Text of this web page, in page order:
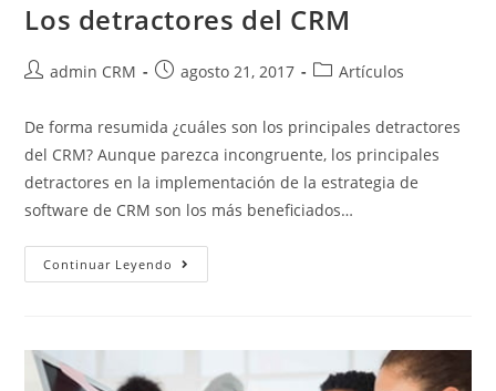
Los detractores del CRM
admin CRM agosto 21, 2017 Artículos
De forma resumida ¿cuáles son los principales detractores
del CRM? Aunque parezca incongruente, los principales
detractores en la implementación de la estrategia de
software de CRM son los más beneficiados…
Continuar Leyendo